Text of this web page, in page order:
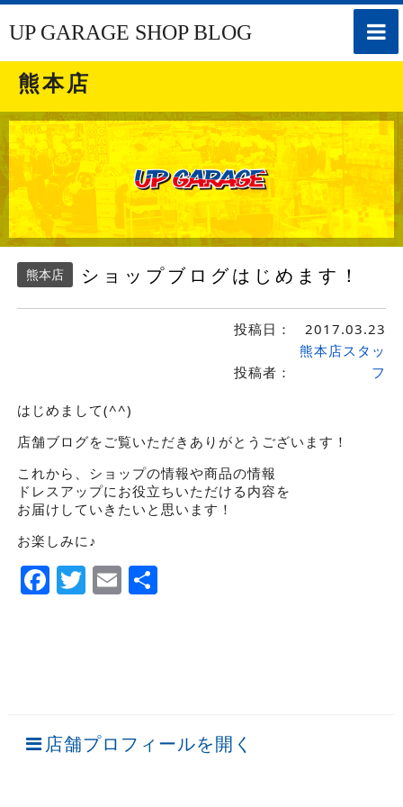
toggle
UP GARAGE SHOP BLOG
熊本店
熊本店 ショップブログはじめます！
投稿日： 2017.03.23
投稿者：
熊本店スタッ
フ
はじめまして(^^)
店舗ブログをご覧いただきありがとうございます！
これから、ショップの情報や商品の情報
ドレスアップにお役立ちいただける内容を
お届けしていきたいと思います！
お楽しみに♪
Facebook
Twitter
EmailShare
店舗プロフィールを開く